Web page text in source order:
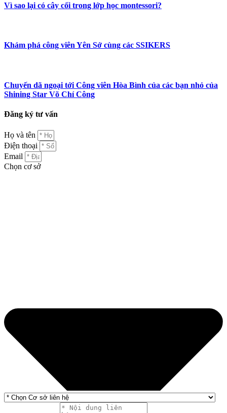
Vì sao lại có cây cối trong lớp học montessori?
Khám phá công viên Yên Sở cùng các SSIKERS
Chuyến dã ngoại tới Công viên Hòa Bình của các bạn nhỏ của
Shining Star Võ Chí Công
Đăng ký tư vấn
Họ và tên
Điện thoại
Email
Chọn cơ sở